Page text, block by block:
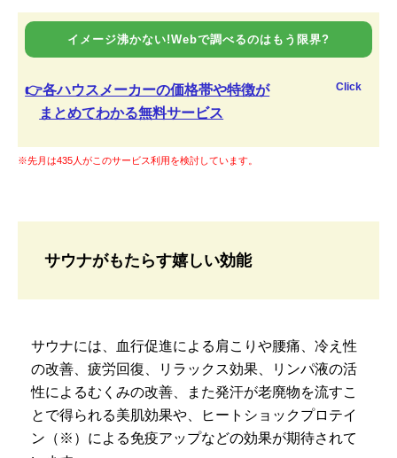
イメージ沸かない!Webで調べるのはもう限界?
👉各ハウスメーカーの価格帯や特徴が
まとめてわかる無料サービス
Click
※先月は435人がこのサービス利用を検討しています。
サウナがもたらす嬉しい効能
サウナには、血行促進による肩こりや腰痛、冷え性
の改善、疲労回復、リラックス効果、リンパ液の活
性によるむくみの改善、また発汗が老廃物を流すこ
とで得られる美肌効果や、ヒートショックプロテイ
ン（※）による免疫アップなどの効果が期待されて